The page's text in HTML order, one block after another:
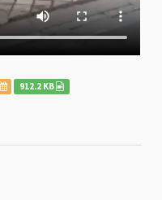
912.2 KB